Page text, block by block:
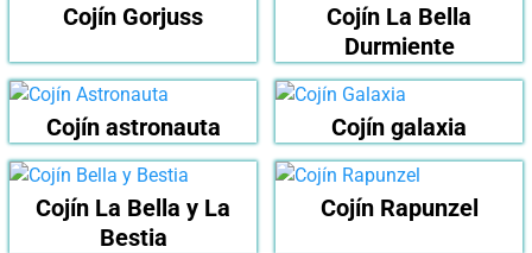
Cojín Gorjuss
Cojín La Bella
Durmiente
Cojín astronauta Cojín galaxia
Cojín La Bella y La
Bestia
Cojín Rapunzel